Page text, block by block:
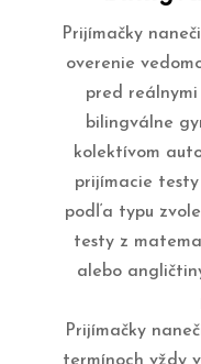
Prijímačky
overenie
pred
bilingválne
kolektívom
prijímacie
podľa typu
testy z
alebo
Prijímačky